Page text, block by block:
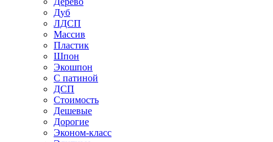
Дуб
ЛДСП
Массив
Пластик
Шпон
Экошпон
С патиной
ДСП
Стоимость
Дешевые
Дорогие
Эконом-класс